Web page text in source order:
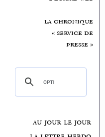
la chronique
« service de
presse »
au jour le jour